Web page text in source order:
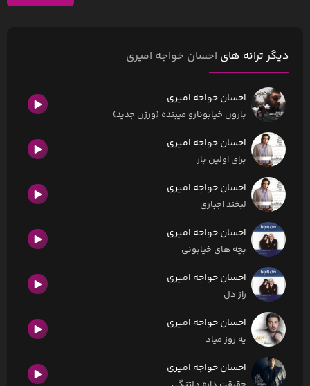
دیگر ترانه های احسان خواجه امیری
احسان خواجه امیری
بارون خیابونارو میبنده (ورژن جدید)
احسان خواجه امیری
برای اولین بار
احسان خواجه امیری
لبخند اجباری
احسان خواجه امیری
بچه های خیابونی
احسان خواجه امیری
راز دل
احسان خواجه امیری
یه روز میاد
احسان خواجه امیری